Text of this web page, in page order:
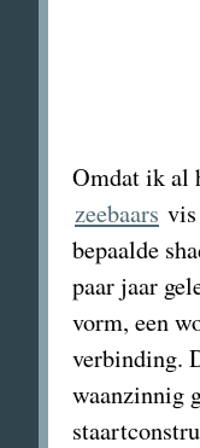
Omdat ik al
zeebaars
bepaalde
paar jaar
vorm, een
verbinding.
waanzinnig